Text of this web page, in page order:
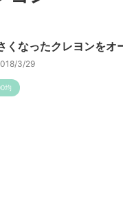
くなったクレヨンをオ
3/29
均